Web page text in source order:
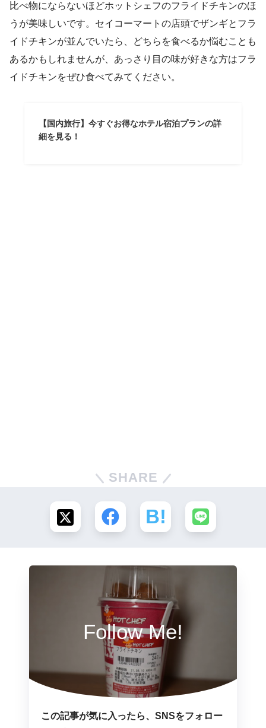
比べ物にならないほどホットシェフのフライドチキンのほ
うが美味しいです。セイコーマートの店頭でザンギとフラ
イドチキンが並んでいたら、どちらを食べるか悩むことも
あるかもしれませんが、あっさり目の味が好きな方はフラ
イドチキンをぜひ食べてみてください。
【国内旅行】今すぐお得なホテル宿泊プランの詳
細を見る！
SHARE
Follow Me!
この記事が気に入ったら、SNSをフォロー